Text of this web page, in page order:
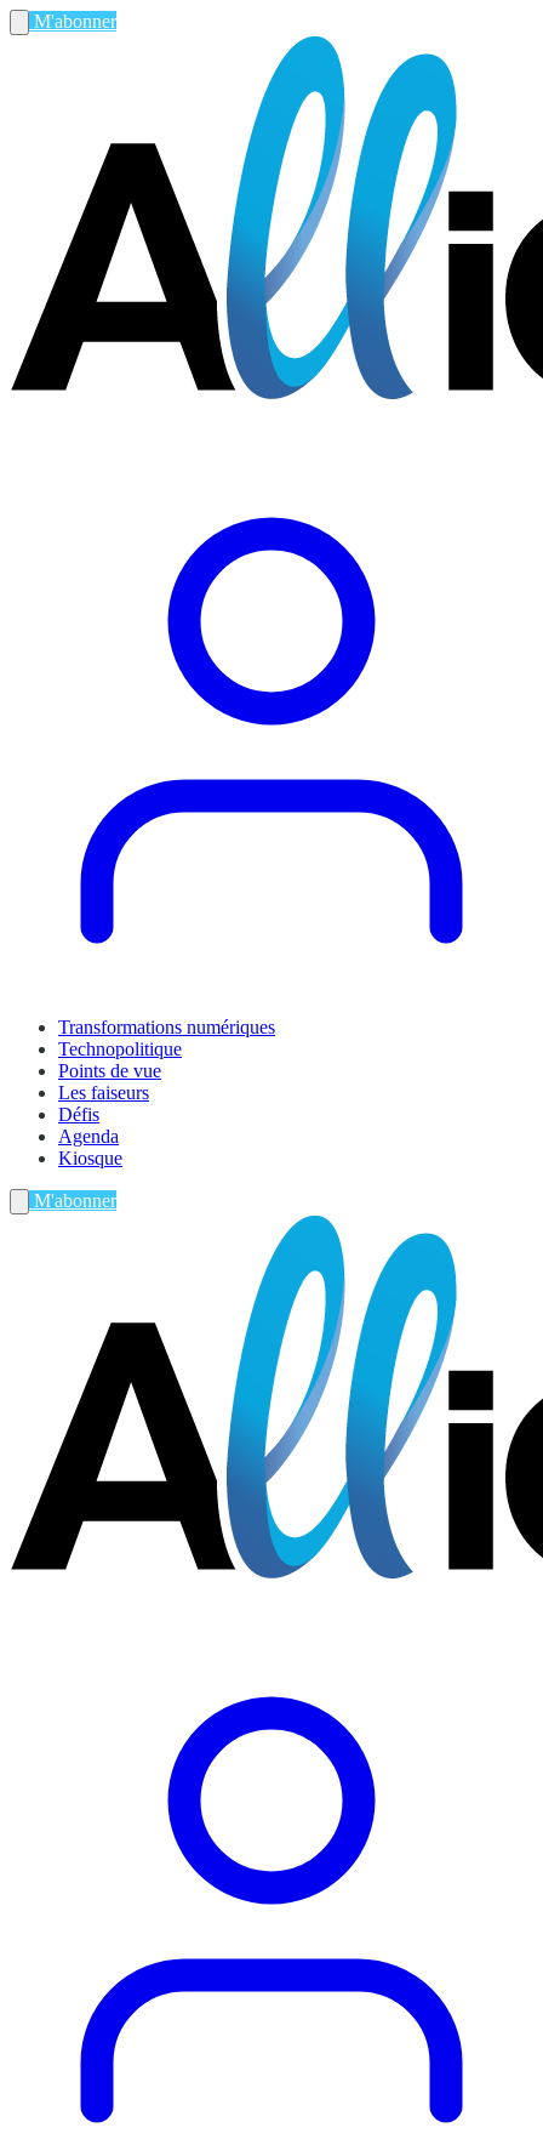
M'abonner
Transformations numériques
Technopolitique
Points de vue
Les faiseurs
Défis
Agenda
Kiosque
M'abonner